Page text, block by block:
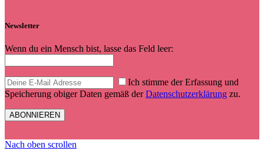
Newsletter
Wenn du ein Mensch bist, lasse das Feld leer:
Ich stimme der Erfassung und
Speicherung obiger Daten gemäß derDatenschutzerklärung zu.
Nach oben scrollen